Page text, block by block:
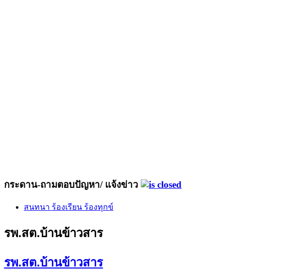
กระดาน-ถามตอบปัญหา/ แจ้งข่าว
สนทนา ร้องเรียน ร้องทุกข์
รพ.สต.บ้านข้าวสาร
รพ.สต.บ้านข้าวสาร